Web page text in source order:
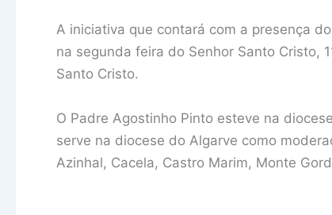
A iniciativa que contará com a presença
na segunda feira do Senhor Santo Cristo,
Santo Cristo.
O Padre Agostinho Pinto esteve na
serve na diocese do Algarve como
Azinhal, Cacela, Castro Marim, Monte